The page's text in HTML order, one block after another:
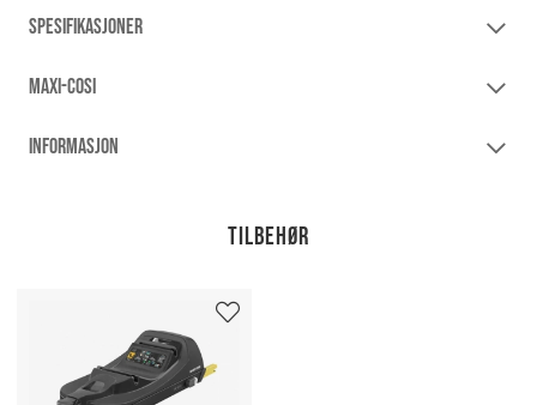
SPESIFIKASJONER
MAXI-COSI
INFORMASJON
Tilbehør